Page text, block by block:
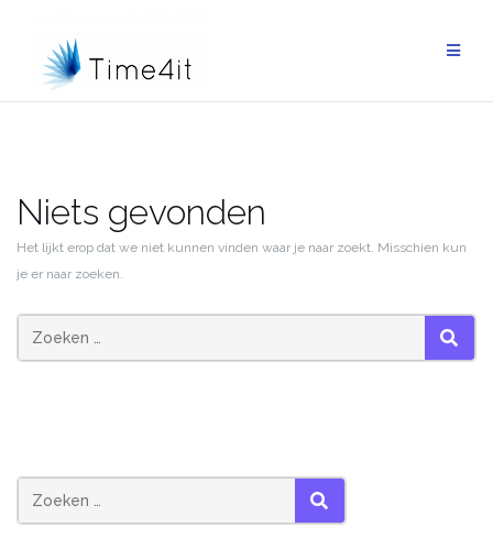
Niets gevonden
Het lijkt erop dat we niet kunnen vinden waar je naar zoekt. Misschien kun
je er naar zoeken.
ZOEKEN